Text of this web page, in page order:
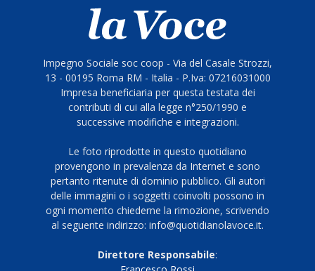
Impegno Sociale soc coop - Via del Casale Strozzi,
13 - 00195 Roma RM - Italia - P.Iva: 07216031000
Impresa beneficiaria per questa testata dei
contributi di cui alla legge n°250/1990 e
successive modifiche e integrazioni.
Le foto riprodotte in questo quotidiano
provengono in prevalenza da Internet e sono
pertanto ritenute di dominio pubblico. Gli autori
delle immagini o i soggetti coinvolti possono in
ogni momento chiederne la rimozione, scrivendo
al seguente indirizzo: info@quotidianolavoce.it.
Direttore Responsabile: